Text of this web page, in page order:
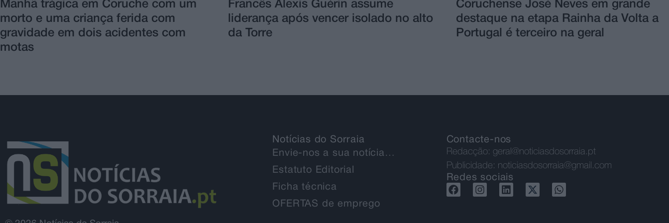
Manhã trágica em Coruche com um
morto e uma criança ferida com
gravidade em dois acidentes com
motas
Francês Alexis Guérin assume
liderança após vencer isolado no alto
da Torre
Coruchense José Neves em grande
destaque na etapa Rainha da Volta a
Portugal é terceiro na geral
Notícias do Sorraia
Envie-nos a sua notícia…
Estatuto Editorial
Ficha técnica
OFERTAS de emprego
Contacte-nos
Redacção: geral@noticiasdosorraia.pt
Publicidade: noticiasdosorraia@gmail.com
Redes sociais